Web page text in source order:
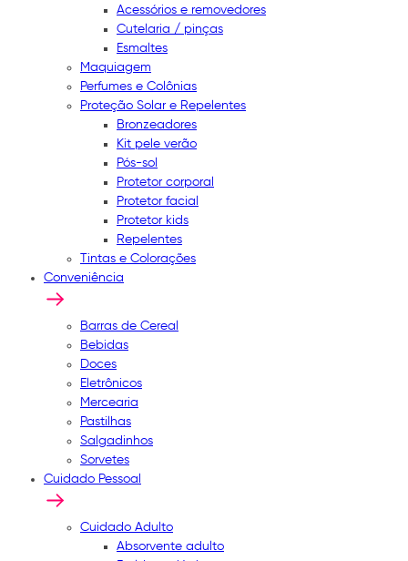
Acessórios e removedores
Cutelaria / pinças
Esmaltes
Maquiagem
Perfumes e Colônias
Proteção Solar e Repelentes
Bronzeadores
Kit pele verão
Pós-sol
Protetor corporal
Protetor facial
Protetor kids
Repelentes
Tintas e Colorações
Conveniência
Barras de Cereal
Bebidas
Doces
Eletrônicos
Mercearia
Pastilhas
Salgadinhos
Sorvetes
Cuidado Pessoal
Cuidado Adulto
Absorvente adulto